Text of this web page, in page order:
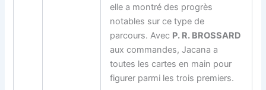
elle a montré des progrès
notables sur ce type de
parcours. Avec P. R. BROSSARD
aux commandes, Jacana a
toutes les cartes en main pour
figurer parmi les trois premiers.